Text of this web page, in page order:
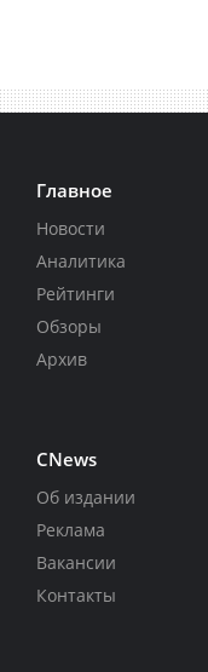
Главное
Новости
Аналитика
Рейтинги
Обзоры
Архив
CNews
Об издании
Реклама
Вакансии
Контакты